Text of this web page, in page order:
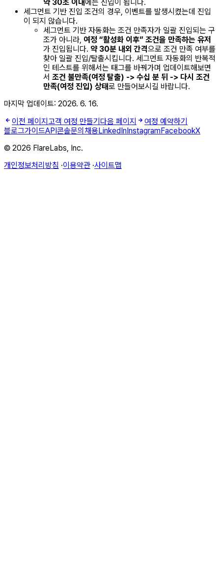
약 30초 이내에는 진입이 됩니다.
세그먼트 기반 진입 조건의 경우, 이벤트를 발생시켰는데 진입
이 되지 않습니다.
세그먼트 기반 자동화는 조건 만족자가 일괄 진입되는 구
조가 아니라, 여정 “활성화 이후” 조건을 만족하는 유저
가 진입됩니다. 약 30분 내외 간격으로 조건 만족 여부를
찾아 일괄 진입/탈출시킵니다. 세그먼트 자동화의 반복적
인 테스트를 위해서는 태그를 바꿔가며 업데이트해보면
서 조건 불만족(여정 탈출) -> 수십 분 뒤 -> 다시 조건
만족(여정 진입) 상태로 만들어보시길 바랍니다.
마지막 업데이트: 2026. 6. 16.
이전 페이지 고객 여정 만들기 다음 페이지
여정 예약하기
블로그가이드API 콘솔문의 채용LinkedIn Instagram FacebookX
© 2026 FlareLabs, Inc.
개인정보처리방침 ·이용약관 ·사이트맵